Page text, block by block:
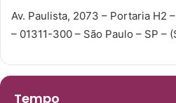
Av. Paulista, 2073 – Portaria H2
– 01311-300 – São Paulo – SP –
Tempo